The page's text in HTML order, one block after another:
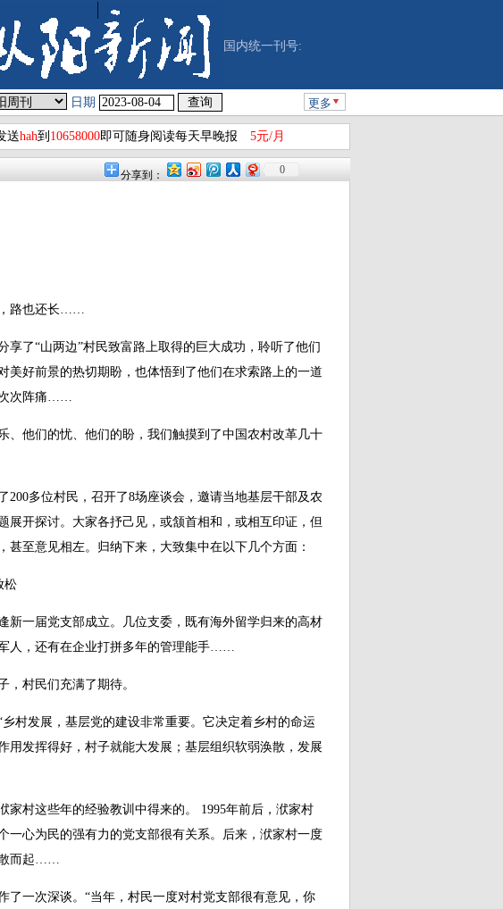
国内统一刊号:
日期 更多
送hah到 10658000即可随身阅读每天早晚报 5元/月
分享到： 0
，路也还长……
了“山两边”村民致富路上取得的巨大成功，聆听了他们
美好前景的热切期盼，也体悟到了他们在求索路上的一道
次次阵痛……
他们的忧、他们的盼，我们触摸到了中国农村改革几十
多位村民，召开了8场座谈会，邀请当地基层干部及农
展开探讨。大家各抒己见，或颔首相和，或相互印证，但
甚至意见相左。归纳下来，大致集中在以下几个方面：
松
一届党支部成立。几位支委，既有海外留学归来的高材
人，还有在企业打拼多年的管理能手……
村民们充满了期待。
发展，基层党的建设非常重要。它决定着乡村的命运
用发挥得好，村子就能大发展；基层组织软弱涣散，发展
村这些年的经验教训中得来的。 1995年前后，洑家村
一心为民的强有力的党支部很有关系。后来，洑家村一度
散而起……
一次深谈。“当年，村民一度对村党支部很有意见，你